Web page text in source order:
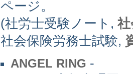
ページ。
(社労士受験ノート,
社会保険労務士試験,
ANGEL RING -